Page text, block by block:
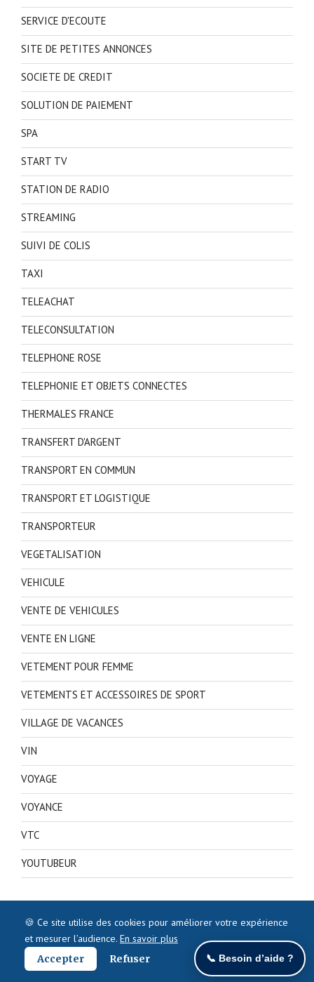
SERVICE D'ECOUTE
SITE DE PETITES ANNONCES
SOCIETE DE CREDIT
SOLUTION DE PAIEMENT
SPA
START TV
STATION DE RADIO
STREAMING
SUIVI DE COLIS
TAXI
TELEACHAT
TELECONSULTATION
TELEPHONE ROSE
TELEPHONIE ET OBJETS CONNECTES
THERMALES FRANCE
TRANSFERT D'ARGENT
TRANSPORT EN COMMUN
TRANSPORT ET LOGISTIQUE
TRANSPORTEUR
VEGETALISATION
VEHICULE
VENTE DE VEHICULES
VENTE EN LIGNE
VETEMENT POUR FEMME
VETEMENTS ET ACCESSOIRES DE SPORT
VILLAGE DE VACANCES
VIN
VOYAGE
VOYANCE
VTC
YOUTUBEUR
🍪 Ce site utilise des cookies pour améliorer votre expérience
et mesurer l’audience. En savoir plus
Accepter
Refuser 📞 Besoin d’aide ?